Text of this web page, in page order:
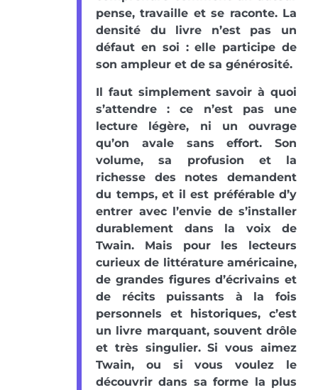
pense, travaille et se raconte. La
densité du livre n’est pas un
défaut en soi : elle participe de
son ampleur et de sa générosité.
Il faut simplement savoir à quoi
s’attendre : ce n’est pas une
lecture légère, ni un ouvrage
qu’on avale sans effort. Son
volume, sa profusion et la
richesse des notes demandent
du temps, et il est préférable d’y
entrer avec l’envie de s’installer
durablement dans la voix de
Twain. Mais pour les lecteurs
curieux de littérature américaine,
de grandes figures d’écrivains et
de récits puissants à la fois
personnels et historiques, c’est
un livre marquant, souvent drôle
et très singulier. Si vous aimez
Twain, ou si vous voulez le
découvrir dans sa forme la plus